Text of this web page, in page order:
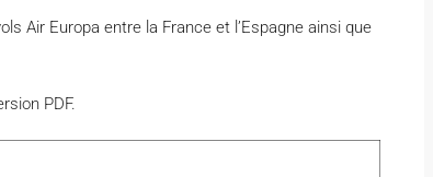
Air Europa entre la France et l’Espagne ainsi que
PDF.